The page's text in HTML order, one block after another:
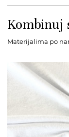
Kombinuj
Materijalima po